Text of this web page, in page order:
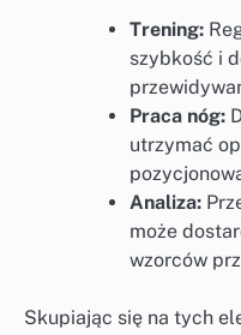
Trening:
szybkość i
Praca nóg:
utrzymać
Analiza:
może
wzorców
Skupiając się na tych